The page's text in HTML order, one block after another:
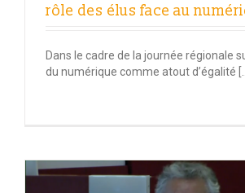
rôle des élus face au
Dans le cadre de la journée régionale
du numérique comme atout d’égalité